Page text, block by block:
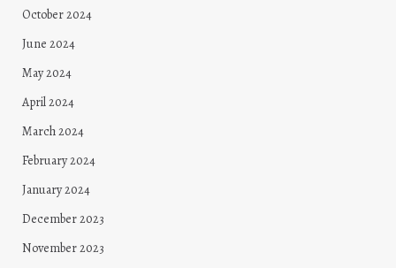
October 2024
June 2024
May 2024
April 2024
March 2024
February 2024
January 2024
December 2023
November 2023